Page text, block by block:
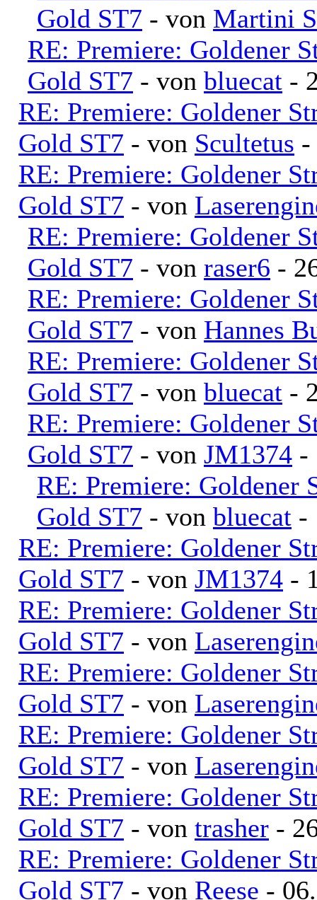
Gold ST7 - von Martini
RE: Premiere: Goldener
Gold ST7 - von bluecat -
RE: Premiere: Goldener
Gold ST7 - von Scultetus -
RE: Premiere: Goldener
Gold ST7 - von
RE: Premiere: Goldener
Gold ST7 - von raser6 -
RE: Premiere: Goldener
Gold ST7 - von Hannes
RE: Premiere: Goldener
Gold ST7 - von bluecat -
RE: Premiere: Goldener
Gold ST7 - von JM1374 -
RE: Premiere: Goldener
Gold ST7 - von bluecat -
RE: Premiere: Goldener
Gold ST7 - von JM1374 -
RE: Premiere: Goldener
Gold ST7 - von
RE: Premiere: Goldener
Gold ST7 - von
RE: Premiere: Goldener
Gold ST7 - von
RE: Premiere: Goldener
Gold ST7 - von trasher -
RE: Premiere: Goldener
Gold ST7 - von Reese -